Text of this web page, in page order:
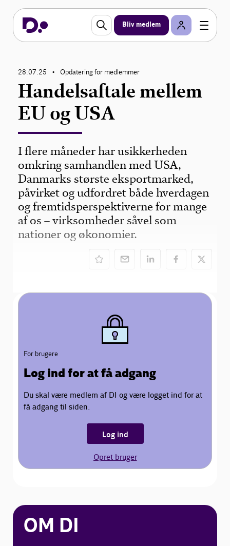
Bliv medlem
28.07.25 • Opdatering for medlemmer
Handelsaftale mellem
EU og USA
I flere måneder har usikkerheden
omkring samhandlen med USA,
Danmarks største eksportmarked,
påvirket og udfordret både hverdagen
og fremtidsperspektiverne for mange
af os – virksomheder såvel som
nationer og økonomier.
For brugere
Log ind for at få adgang
Du skal være medlem af DI og være logget ind for at
få adgang til siden.
Log ind
Opret bruger
OM DI